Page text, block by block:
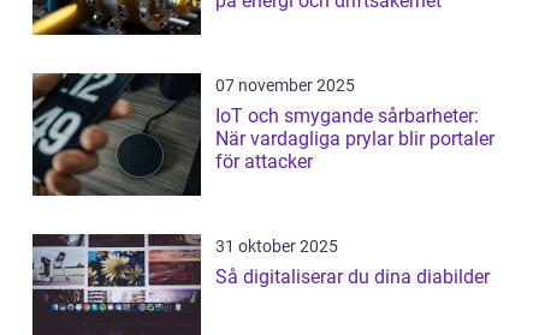
07 november 2025
IoT och smygande sårbarheter:
När vardagliga prylar blir portaler
för attacker
31 oktober 2025
Så digitaliserar du dina diabilder